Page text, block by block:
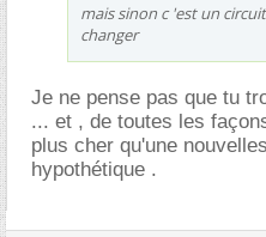
mais sinon c 'est un
changer
Je ne pense pas que tu
... et , de toutes les
plus cher qu'une
hypothétique .